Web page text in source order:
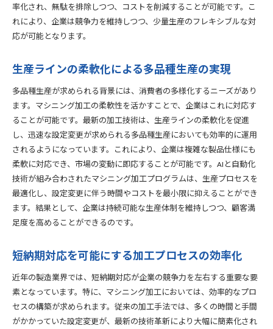
率化され、無駄を排除しつつ、コストを削減することが可能です。こ
れにより、企業は競争力を維持しつつ、少量生産のフレキシブルな対
応が可能となります。
生産ラインの柔軟化による多品種生産の実現
多品種生産が求められる背景には、消費者の多様化するニーズがあり
ます。マシニング加工の柔軟性を活かすことで、企業はこれに対応す
ることが可能です。最新の加工技術は、生産ラインの柔軟化を促進
し、迅速な設定変更が求められる多品種生産においても効率的に運用
されるようになっています。これにより、企業は複雑な製品仕様にも
柔軟に対応でき、市場の変動に即応することが可能です。AIと自動化
技術が組み合わされたマシニング加工プログラムは、生産プロセスを
最適化し、設定変更に伴う時間やコストを最小限に抑えることができ
ます。結果として、企業は持続可能な生産体制を維持しつつ、顧客満
足度を高めることができるのです。
短納期対応を可能にする加工プロセスの効率化
近年の製造業界では、短納期対応が企業の競争力を左右する重要な要
素となっています。特に、マシニング加工においては、効率的なプロ
セスの構築が求められます。従来の加工手法では、多くの時間と手間
がかかっていた設定変更が、最新の技術革新により大幅に簡素化され